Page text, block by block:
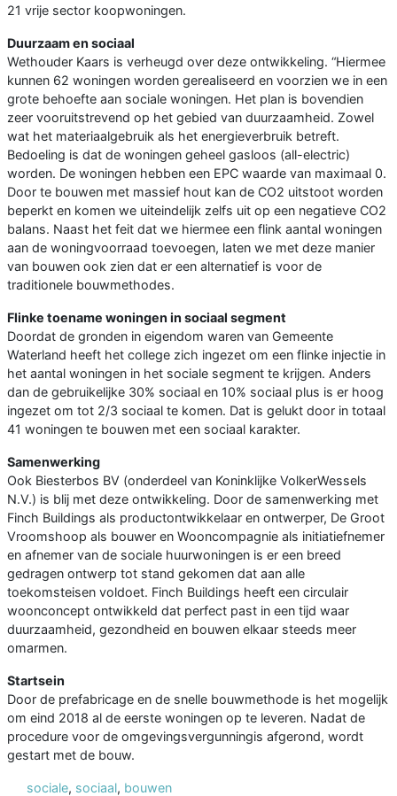
21 vrije sector koopwoningen.
Duurzaam en sociaal
Wethouder Kaars is verheugd over deze ontwikkeling. “Hiermee
kunnen 62 woningen worden gerealiseerd en voorzien we in een
grote behoefte aan sociale woningen. Het plan is bovendien
zeer vooruitstrevend op het gebied van duurzaamheid. Zowel
wat het materiaalgebruik als het energieverbruik betreft.
Bedoeling is dat de woningen geheel gasloos (all-electric)
worden. De woningen hebben een EPC waarde van maximaal 0.
Door te bouwen met massief hout kan de CO2 uitstoot worden
beperkt en komen we uiteindelijk zelfs uit op een negatieve CO2
balans. Naast het feit dat we hiermee een flink aantal woningen
aan de woningvoorraad toevoegen, laten we met deze manier
van bouwen ook zien dat er een alternatief is voor de
traditionele bouwmethodes.
Flinke toename woningen in sociaal segment
Doordat de gronden in eigendom waren van Gemeente
Waterland heeft het college zich ingezet om een flinke injectie in
het aantal woningen in het sociale segment te krijgen. Anders
dan de gebruikelijke 30% sociaal en 10% sociaal plus is er hoog
ingezet om tot 2/3 sociaal te komen. Dat is gelukt door in totaal
41 woningen te bouwen met een sociaal karakter.
Samenwerking
Ook Biesterbos BV (onderdeel van Koninklijke VolkerWessels
N.V.) is blij met deze ontwikkeling. Door de samenwerking met
Finch Buildings als productontwikkelaar en ontwerper, De Groot
Vroomshoop als bouwer en Wooncompagnie als initiatiefnemer
en afnemer van de sociale huurwoningen is er een breed
gedragen ontwerp tot stand gekomen dat aan alle
toekomsteisen voldoet. Finch Buildings heeft een circulair
woonconcept ontwikkeld dat perfect past in een tijd waar
duurzaamheid, gezondheid en bouwen elkaar steeds meer
omarmen.
Startsein
Door de prefabricage en de snelle bouwmethode is het mogelijk
om eind 2018 al de eerste woningen op te leveren. Nadat de
procedure voor de omgevingsvergunningis afgerond, wordt
gestart met de bouw.
sociale, sociaal, bouwen